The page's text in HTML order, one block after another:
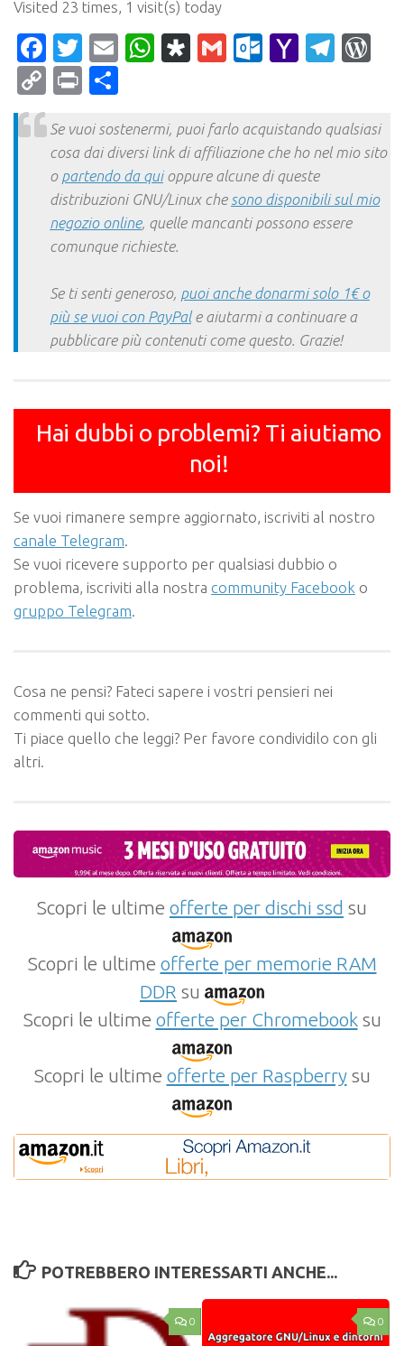
Visited 23 times, 1 visit(s) today
Facebook
Twitter
EmailWhatsApp
Diaspora
Gmail Yahoo
CopyPrint
Se vuoi sostenermi, puoi farlo acquistando qualsiasi
cosa dai diversi link di affiliazione che ho nel mio sito
o partendo da quioppure alcune di queste
distribuzioni GNU/Linux che sono disponibili sul mio
negozio online, quelle mancanti possono essere
comunque richieste.
Se ti senti generoso, puoi anche donarmi solo 1€ o
più se vuoi con PayPale aiutarmi a continuare a
pubblicare più contenuti come questo. Grazie!
Hai dubbi o problemi? Ti aiutiamo
noi!
Se vuoi rimanere sempre aggiornato, iscriviti al nostro
canale Telegram.
Se vuoi ricevere supporto per qualsiasi dubbio o
problema, iscriviti alla nostra community Facebook o
gruppo Telegram.
Cosa ne pensi? Fateci sapere i vostri pensieri nei
commenti qui sotto.
Ti piace quello che leggi? Per favore condividilo con gli
altri.
Scopri le ultime offerte per dischi ssd su
Scopri le ultime offerte per memorie RAM
DDR su
Scopri le ultime offerte per Chromebooksu
Scopri le ultime offerte per Raspberrysu
POTREBBERO INTERESSARTI ANCHE...
0 0